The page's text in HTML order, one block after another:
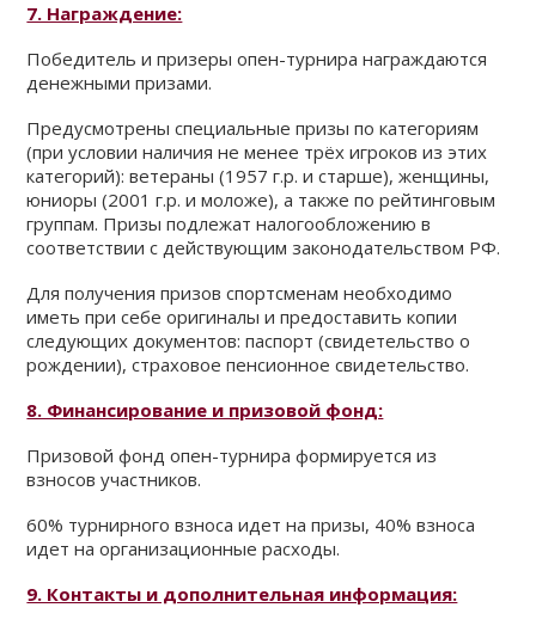
7. Награждение:
Победитель и призеры опен-турнира награждаются
денежными призами.
Предусмотрены специальные призы по категориям
(при условии наличия не менее трёх игроков из этих
категорий): ветераны (1957 г.р. и старше), женщины,
юниоры (2001 г.р. и моложе), а также по рейтинговым
группам. Призы подлежат налогообложению в
соответствии с действующим законодательством РФ.
Для получения призов спортсменам необходимо
иметь при себе оригиналы и предоставить копии
следующих документов: паспорт (свидетельство о
рождении), страховое пенсионное свидетельство.
8. Финансирование и призовой фонд:
Призовой фонд опен-турнира формируется из
взносов участников.
60% турнирного взноса идет на призы, 40% взноса
идет на организационные расходы.
9. Контакты и дополнительная информация: